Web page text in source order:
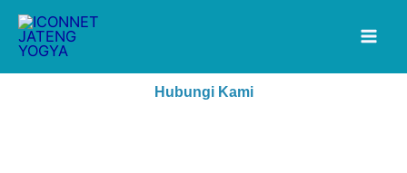
Lewati
konten
Hubungi Kami